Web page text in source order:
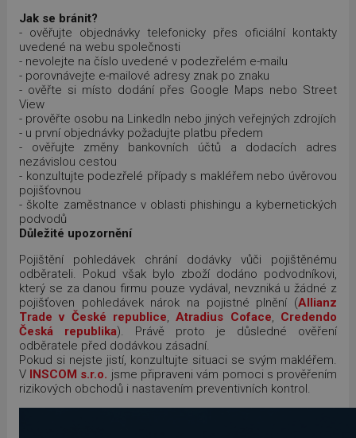
Jak se bránit?
- ověřujte objednávky telefonicky přes oficiální kontakty
uvedené na webu společnosti
- nevolejte na číslo uvedené v podezřelém e-mailu
- porovnávejte e-mailové adresy znak po znaku
- ověřte si místo dodání přes Google Maps nebo Street
View
- prověřte osobu na LinkedIn nebo jiných veřejných zdrojích
- u první objednávky požadujte platbu předem
- ověřujte změny bankovních účtů a dodacích adres
nezávislou cestou
- konzultujte podezřelé případy s makléřem nebo úvěrovou
pojišťovnou
- školte zaměstnance v oblasti phishingu a kybernetických
podvodů
Důležité upozornění
Pojištění pohledávek chrání dodávky vůči pojištěnému
odběrateli. Pokud však bylo zboží dodáno podvodníkovi,
který se za danou firmu pouze vydával, nevzniká u žádné z
pojišťoven pohledávek nárok na pojistné plnění (Allianz
Trade v České republice ,Atradius Coface
Credendo
Česká republika). Právě proto je důsledné ověření
odběratele před dodávkou zásadní.
Pokud si nejste jistí, konzultujte situaci se svým makléřem.
V INSCOM s.r.o. jsme připraveni vám pomoci s prověřením
rizikových obchodů i nastavením preventivních kontrol.